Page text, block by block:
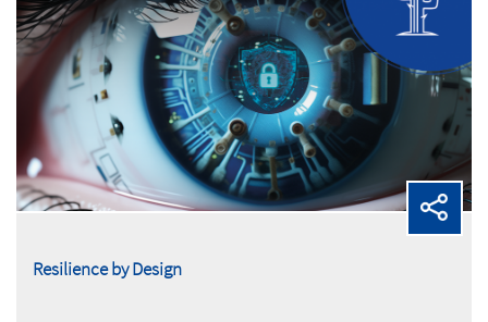
Resilience by Design